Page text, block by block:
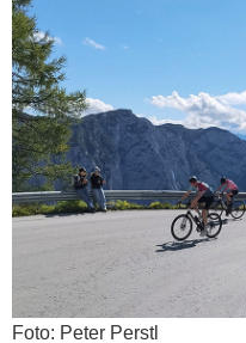
Foto: Peter Perstl